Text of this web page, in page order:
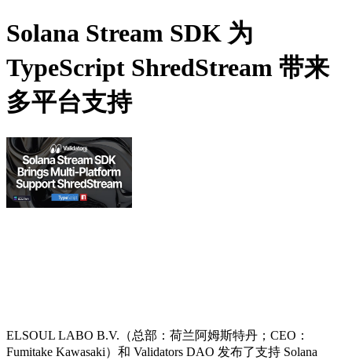
Solana Stream SDK 为
TypeScript ShredStream 带来
多平台支持
ELSOUL LABO B.V.（总部：荷兰阿姆斯特丹；CEO：
Fumitake Kawasaki）和 Validators DAO 发布了支持 Solana